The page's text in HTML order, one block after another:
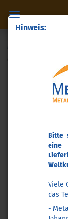
Hinweis:
Bitte
eine
Viele
das
-
Messing-Locken